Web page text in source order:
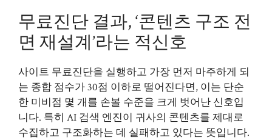
무료진단 결과, ‘콘텐츠 구조 전
면 재설계’라는 적신호
사이트 무료진단을 실행하고 가장 먼저 마주하게 되
는 종합 점수가 30점 이하로 떨어진다면, 이는 단순
한 미비점 몇 개를 손볼 수준을 크게 벗어난 신호입
니다. 특히 AI 검색 엔진이 귀사의 콘텐츠를 제대로
수집하고 구조화하는 데 실패하고 있다는 뜻입니다.